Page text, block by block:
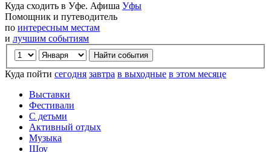
Куда сходить в Уфе. Афиша Уфы
Помощник и путеводитель
по интересным местам
и лучшим событиям
Куда пойти сегодня завтра в выходные в этом месяце
Выставки
Фестивали
С детьми
Активный отдых
Музыка
Шоу